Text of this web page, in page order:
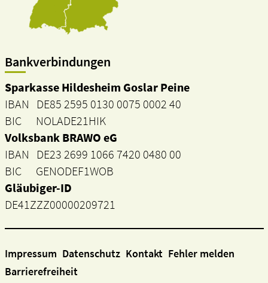
Bankverbindungen
Sparkasse Hildesheim Goslar Peine
IBAN DE85 2595 0130 0075 0002 40
BIC NOLADE21HIK
Volksbank BRAWO eG
IBAN DE23 2699 1066 7420 0480 00
BIC GENODEF1WOB
Gläubiger-ID
DE41ZZZ00000209721
Impressum Datenschutz Kontakt Fehler melden
Barrierefreiheit